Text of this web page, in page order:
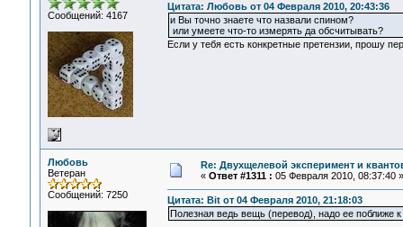
Сообщений: 4167
Цитата: Любовь от 04 Февраля 2010, 20:43:36
и Вы точно знаете что назвали спином?
или умеете что-то измерять да обсчитывать?
Если у тебя есть конкретные претензии, прошу
Любовь
Ветеран
Сообщений: 7250
Re: Двухщелевой эксперимент и
« Ответ #1311 : 05 Февраля 2010, 08:37:40 »
Цитата: Bit от 04 Февраля 2010, 21:18:03
Полезная ведь вещь (перевод), надо ее поближе